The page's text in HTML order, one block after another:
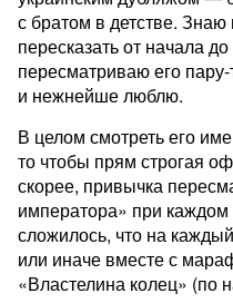
с братом в детстве. Знаю
пересказать от начала
пересматриваю его
и нежнейше люблю.
В целом смотреть его
то чтобы прям строгая
скорее, привычка
императора» при
сложилось, что на
или иначе вместе с
«Властелина колец» (по